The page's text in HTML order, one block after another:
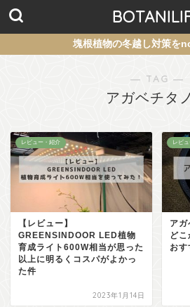
塊根植物の冬越し対策を
― TAG ―
アガベチタ
レビュー・紹介
【レビュー】
GREENSINDOOR LED植物
育成ライト600W相当が思った
以上に明るくコスパがよかっ
た件
2023年1月14日
レビ
ア
ど
お